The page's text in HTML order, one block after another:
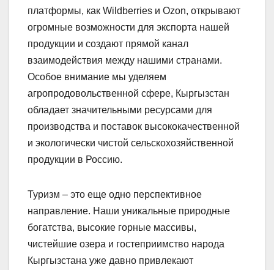
платформы, как Wildberries и Ozon, открывают
огромные возможности для экспорта нашей
продукции и создают прямой канал
взаимодействия между нашими странами.
Особое внимание мы уделяем
агропродовольственной сфере, Кыргызстан
обладает значительными ресурсами для
производства и поставок высококачественной
и экологически чистой сельскохозяйственной
продукции в Россию.
Туризм – это еще одно перспективное
направление. Наши уникальные природные
богатства, высокие горные массивы,
чистейшие озера и гостеприимство народа
Кыргызстана уже давно привлекают